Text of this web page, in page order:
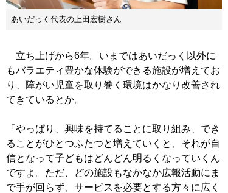
あいだっく代表の上田宏樹さん
立ち上げから6年。いまではあいだっく以外に
もバラエティ豊かな体験ができる施設が増えてお
り、障がい児童を取り巻く環境はかなり改善され
てきているとか。
「やっぱり、興味を持てることに取り組み、でき
ることがひとつふたつと増えていくと、それが自
信となって子どもはどんどん明るくなっていくん
ですよ。ただ、どの施設もなかなか広報活動にま
で手が回らず、サービスを必要とする方々に広く